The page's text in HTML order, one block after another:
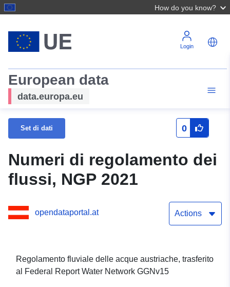
How do you know?
Login
European data
data.europa.eu
Set di dati 0
Numeri di regolamento dei
flussi, NGP 2021
opendataportal.at Actions
Regolamento fluviale delle acque austriache, trasferito
al Federal Report Water Network GGNv15